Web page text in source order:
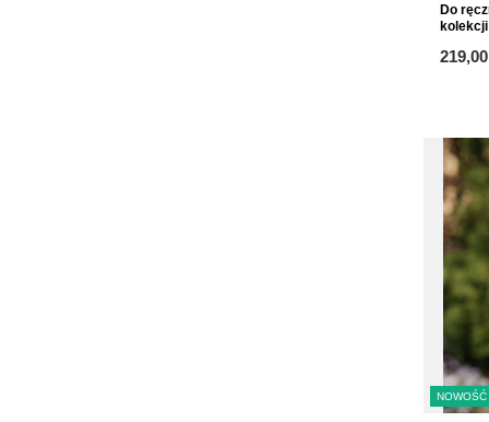
Do
kolekcji
219,00
NOWOŚĆ